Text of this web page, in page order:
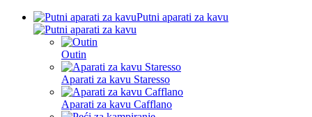
Putni aparati za kavu
Outin
Aparati za kavu Staresso
Aparati za kavu Cafflano